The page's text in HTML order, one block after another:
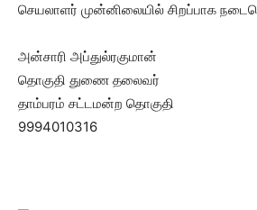
செயலாளர் முன்னிலையில் சிறப்பாக
அன்சாரி அப்துல்ரகுமான்
தொகுதி துணை தலைவர்
தாம்பரம் சட்டமன்ற தொகுதி
9994010316